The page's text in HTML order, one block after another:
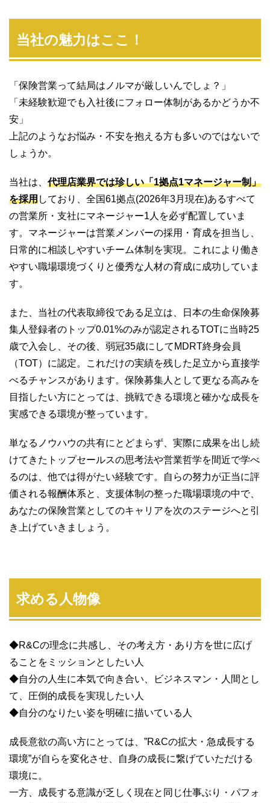
当社の魅力はここ！
「保険営業って結局はノルマが厳しいんでしょ？」
「未経験歓迎でも入社後にフォロー体制があるかどうか不
安」
上記のようなお悩み・不安を抱える方も多いのではないで
しょうか。
当社は、代理店業界では珍しい「1拠点1マネージャー制」
を採用しており、全国61拠点(2026年3月現在)あるすべて
の営業所・支社にマネージャー1人を必ず配置していま
す。マネージャーは営業メンバーの採用・育成を担当し、
日常的に相談しやすいチーム体制を実現。これにより働き
やすい職場環境づくりと優秀な人材の育成に成功していま
す。
また、当社の代表取締役である足立は、日本の生命保険募
集人登録者のトップ0.01%のみが認定されるTOTに当時25
歳で入会し、その後、弱冠35歳にしてMDRT終身会員
（TOT）に認定。これだけの実績を残した足立から直接学
べるチャンスがあります。保険募集人として更なる高みを
目指したい方にとっては、挑戦できる環境と確かな成長を
実感できる環境が整っています。
単なるノウハウの共有にとどまらず、実際に成果を出し続
けてきたトップセールスの思考法や営業哲学を間近で学べ
るのは、他では得がたい経験です。自らの努力が正当に評
価される報酬体系と、支援体制の整った職場環境の中で、
あなたの保険営業としてのキャリアを次のステージへと引
き上げていきましょう。
求める人物像
◆R&Cの理念に共感し、その考え方・あり方を世に広げ
ることをミッションとしたい人
◆自分の人生に本気で向き合い、ビジネスマン・人間とし
て、圧倒的成長を実現したい人
◆自分のなりたい姿を明確に描いている人
成長意欲の高い方にとっては、”R&Cの拡大・急成長する
環境”が自らを変化させ、自身の成長に繋げていただける
環境に。
一方、成長する意識が乏しく現在と同じ仕事ぶり・パフォ